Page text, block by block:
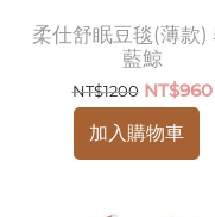
柔仕舒眠豆毯(薄款)
藍鯨
NT$1200 NT$960
加入購物車